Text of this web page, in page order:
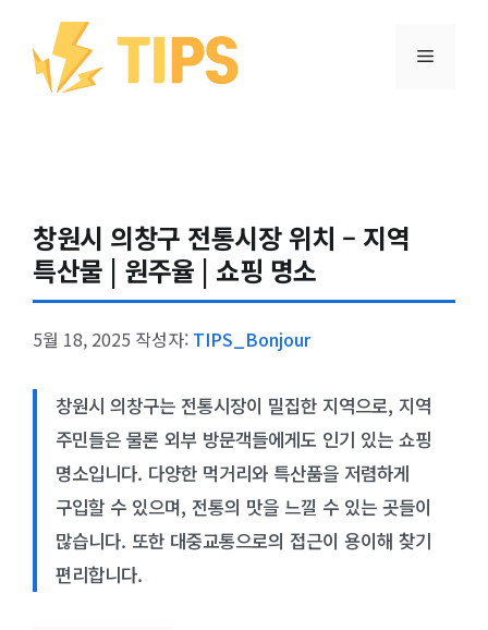
건너뛰기
메뉴
창원시 의창구 전통시장 위치 – 지역
특산물 | 원주율 | 쇼핑 명소
5월 18, 2025 작성자: TIPS_Bonjour
창원시 의창구는 전통시장이 밀집한 지역으로, 지역
주민들은 물론 외부 방문객들에게도 인기 있는 쇼핑
명소입니다. 다양한 먹거리와 특산품을 저렴하게
구입할 수 있으며, 전통의 맛을 느낄 수 있는 곳들이
많습니다. 또한 대중교통으로의 접근이 용이해 찾기
편리합니다.